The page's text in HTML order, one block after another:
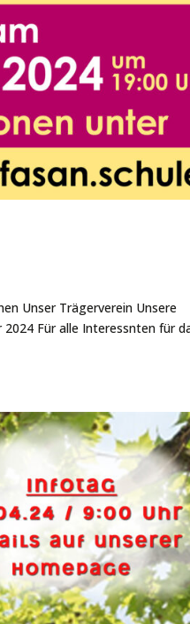
Unser Trägerverein Unsere
Für alle Interessnten für